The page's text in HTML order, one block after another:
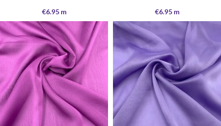
€6.95m €6.95m